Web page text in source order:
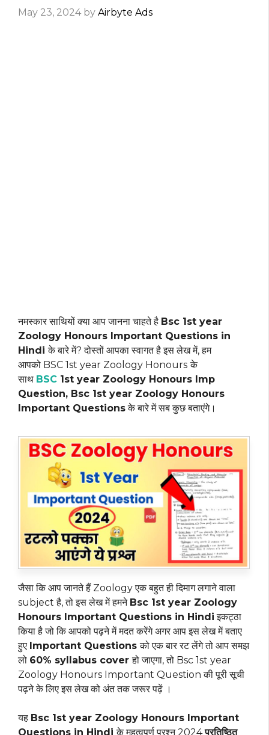
May 23, 2024 by Airbyte Ads
नमस्कार साथियों क्या आप जानना चाहते है Bsc 1st year
Zoology Honours Important Questions in
Hindiके बारे में? दोस्तों आपका स्वागत है इस लेख में, हम
आपको BSC 1st year Zoology Honours के
साथ BSC 1st year Zoology Honours Imp
Question, Bsc 1st year Zoology Honours
Important Questionsके बारे में सब कुछ बताएंगे।
जैसा कि आप जानते हैं Zoology एक बहुत ही दिमाग लगाने वाला
subject है, तो इस लेख में हमने Bsc 1st year Zoology
Honours Important Questions in Hindi इकट्ठा
किया है जो कि आपको पढ़ने में मदत करेंगे अगर आप इस लेख में बताए
हुए Important Questionsको एक बार रट लेंगे तो आप समझ
लो 60% syllabus coverहो जाएगा, तो Bsc 1st year
Zoology Honours Important Question की पूरी सूची
पढ़ने के लिए इस लेख को अंत तक जरूर पढ़ें ।
यह Bsc 1st year Zoology Honours Important
Questions in Hindiके महत्वपूर्ण प्रश्न 2024प्रतिष्ठित